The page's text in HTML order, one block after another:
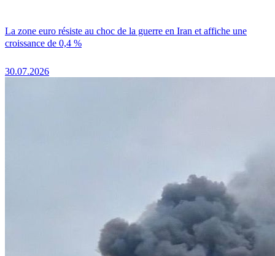
La zone euro résiste au choc de la guerre en Iran et affiche une
croissance de 0,4 %
30.07.2026